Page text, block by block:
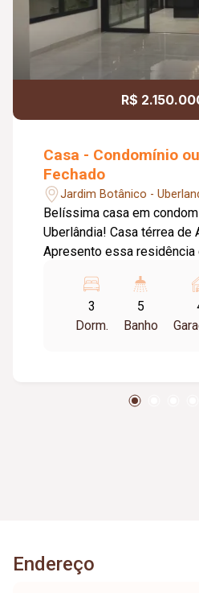
R$
Casa - Condomínio
Fechado
Jardim Botânico -
Belíssima casa em
Uberlândia! Casa térrea de
Apresento essa residência
detalhe. Um imóvel
qualidade de vida e um
diferenciado. Com 360m² de terreno | 209m² de
home office); 03 suítes
instalada; Infraestrutura
(quartos, sala e escritório);
3
Dorm.
5
Banho
Endereço